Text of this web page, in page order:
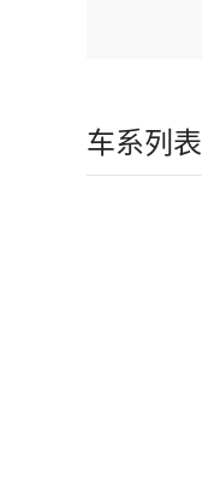
车系列表